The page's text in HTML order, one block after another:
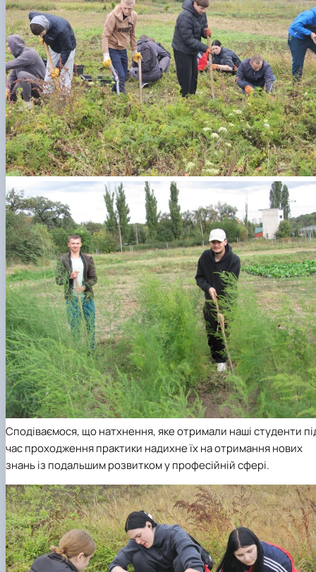
Сподіваємося, що натхнення, яке отримали наші студенти
час проходження практики надихне їх на отримання нових
знань із подальшим розвитком у професійній сфері.